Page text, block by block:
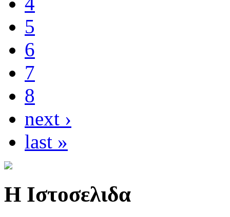
5
6
7
8
next ›
last »
Η Ιστοσελιδα